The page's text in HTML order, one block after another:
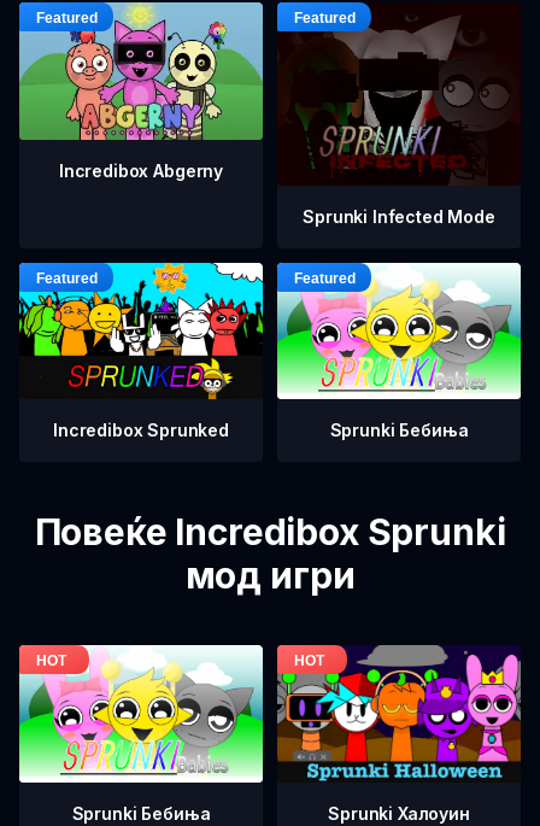
Incredibox Abgerny
Sprunki Infected Mode
Incredibox Sprunked Sprunki Бебиња
Повеќе Incredibox Sprunki
мод игри
Sprunki Бебиња Sprunki Халоуин